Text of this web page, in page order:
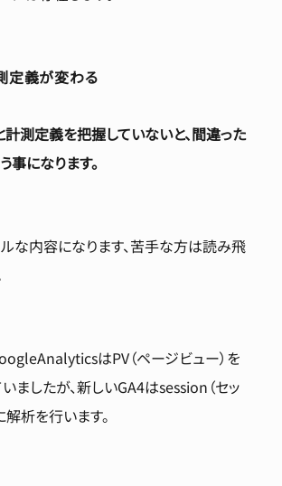
定義が変わる
計測定義を把握していないと、間違った
事になります。
な内容になります、苦手な方は読み飛
はPV（ページビュー）を
ましたが、新しいGA4はsession（セッ
解析を行います。